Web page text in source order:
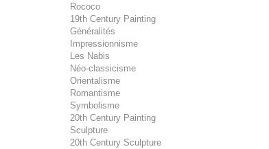
Rococo
19th Century Painting
Généralités
Impressionnisme
Les Nabis
Néo-classicisme
Orientalisme
Romantisme
Symbolisme
20th Century Painting
Sculpture
20th Century Sculpture